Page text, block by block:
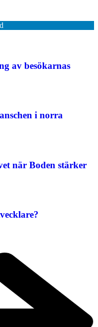
av besökarnas
i norra
när Boden stärker